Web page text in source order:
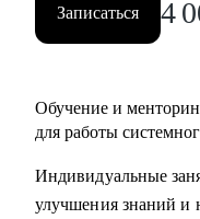
Записаться 4
Обучение и
для работы
Индивидуальные
улучшения знаний и